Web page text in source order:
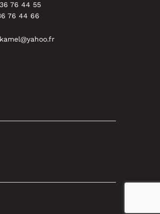
76 44 55
76 44 66